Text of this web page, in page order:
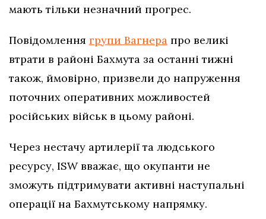
мають тільки незначний прогрес.
Повідомлення групи Вагнера про великі
втрати в районі Бахмута за останні тижні
також, ймовірно, призвели до напруження
поточних оперативних можливостей
російських військ в цьому районі.
Через нестачу артилерії та людського
ресурсу, ISW вважає, що окупанти не
зможуть підтримувати активні наступальні
операції на Бахмутському напрямку.